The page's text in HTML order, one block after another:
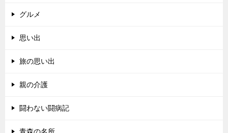
グルメ
思い出
旅の思い出
親の介護
闘わない闘病記